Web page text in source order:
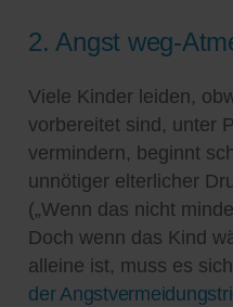
2. Angst weg-
Viele Kinder leiden,
vorbereitet sind, unter
vermindern, beginnt
unnötiger elterlicher
(„Wenn das nicht
Doch wenn das Kind
alleine ist, muss es
der